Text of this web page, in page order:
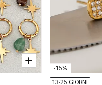
-15%
13-25 GIORNI